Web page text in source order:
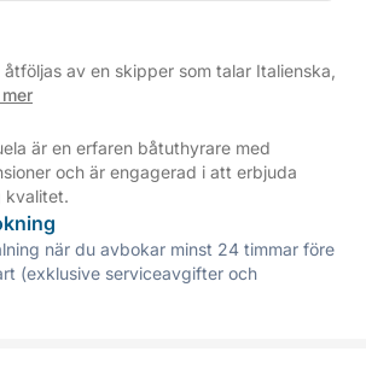
av en skipper som talar Italienska,
är en erfaren båtuthyrare med
och är engagerad i att erbjuda
kvalitet.
när du avbokar minst 24 timmar före
(exklusive serviceavgifter och